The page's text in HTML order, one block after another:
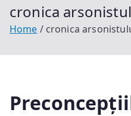
cronica
Home cronica